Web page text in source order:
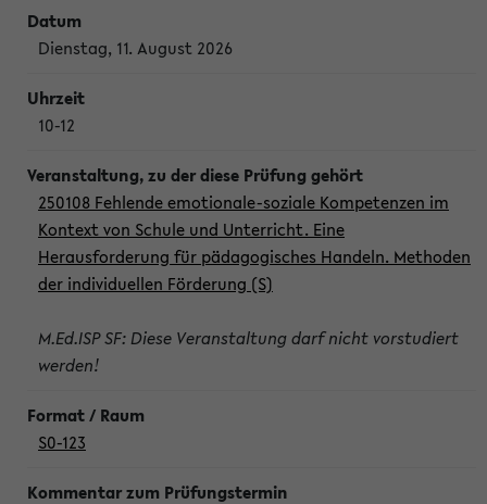
Dienstag, 11. August 2026
10-12
250108 Fehlende emotionale-soziale Kompetenzen im
Kontext von Schule und Unterricht. Eine
Herausforderung für pädagogisches Handeln. Methoden
der individuellen Förderung (S)
M.Ed.ISP SF: Diese Veranstaltung darf nicht vorstudiert
werden!
S0-123